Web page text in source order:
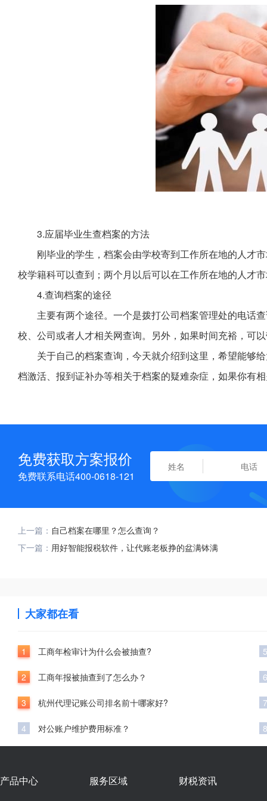
3.应届毕业生查档案的方法
刚毕业的学生，档案会由学校寄到工作所在地的人才
校学籍科可以查到；两个月以后可以在工作所在地的人才
4.查询档案的途径
主要有两个途径。一个是拨打公司档案管理处的电话
校、公司或者人才相关网查询。另外，如果时间充裕，可
关于自己的档案查询，今天就介绍到这里，希望能够
档激活、报到证补办等相关于档案的疑难杂症，如果你有
免费获取方案报价
免费联系电话400-0618-121
上一篇： 自己档案在哪里？怎么查询？
下一篇： 用好智能报税软件，让代账老板挣的盆满钵满
大家都在看
1 工商年检审计为什么会被抽查?
2 工商年报被抽查到了怎么办？
3 杭州代理记账公司排名前十哪家好?
4 对公账户维护费用标准？
5
6
7
8
产品中心 服务区域 财税资讯